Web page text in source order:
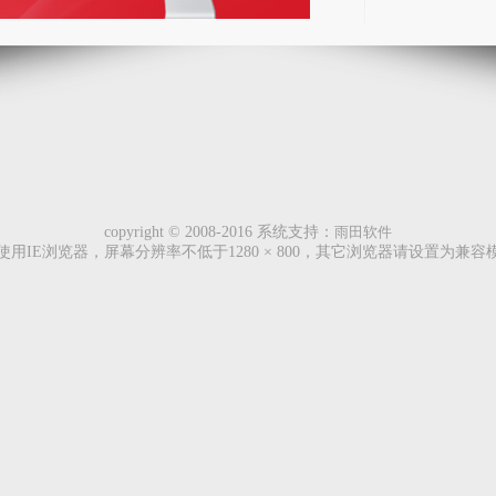
copyright © 2008-2016 系统支持： 雨田软件
用IE浏览器，屏幕分辨率不低于1280 × 800，其它浏览器请设置为兼容